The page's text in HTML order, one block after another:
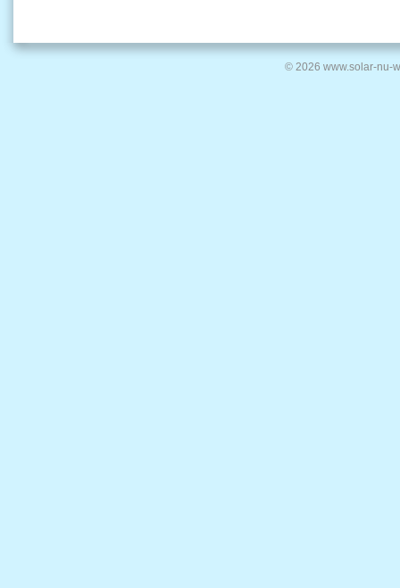
© 2026 www.solar-nu-